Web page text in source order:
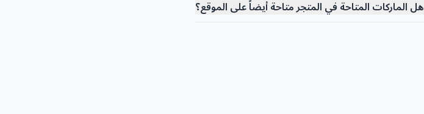
هل الماركات المتاحة في المتجر متاحة أيضاً على الموقع؟